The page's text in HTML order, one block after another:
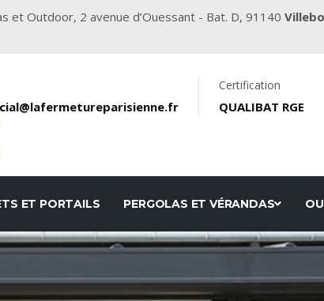
et Outdoor, 2 avenue d’Ouessant - Bat. D, 91140
Certification
QUALIBAT RGE
ET PORTAILS PERGOLAS ET VÉRANDAS